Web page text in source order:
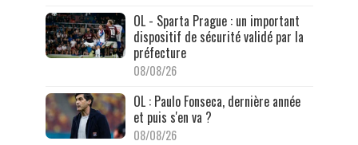
OL - Sparta Prague : un important
dispositif de sécurité validé par la
préfecture
08/08/26
OL : Paulo Fonseca, dernière année
et puis s'en va ?
08/08/26